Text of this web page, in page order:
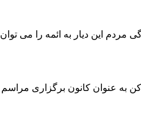
این دیار به ائمه را می توان
اماکن به عنوان کانون برگزاری